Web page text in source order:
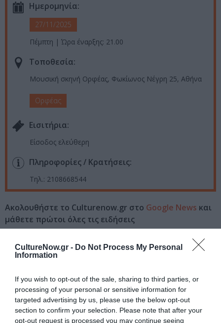
CultureNow.gr - Do Not Process My Personal
Information
If you wish to opt-out of the sale, sharing to third parties, or
processing of your personal or sensitive information for
targeted advertising by us, please use the below opt-out
section to confirm your selection. Please note that after your
opt-out request is processed you may continue seeing
Ημερομηνία:
27/11/2025
Πέμπτη | Ώρα έναρξης: 21.00
Τοποθεσία:
Μουσική σκηνή Ορφέας, Φωκίωνος Νέγρη 25, Αθήνα
Ορφέας
Eισιτήρια:
Είσοδος ελεύθερη
Πληροφορίες / Κρατήσεις:
Τηλ.: 2108668544
Ακολουθήστε το Culturenow.gr στο Google News και
μάθετε πρώτοι όλες τις ειδήσεις
για την Τέχνη και τον
Πολιτισμό στοCulturenow.gr
Νέοι Διαγωνισμοί❯
Tags